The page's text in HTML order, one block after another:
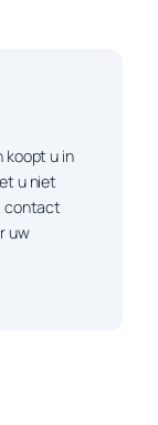
koopt u in
u niet
contact
uw